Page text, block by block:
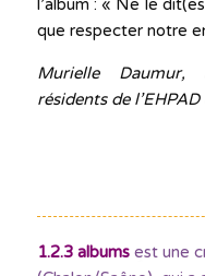
l’album : « Ne le
que respecter notre
Murielle Daumur,
résidents de
1.2.3 albumsest une